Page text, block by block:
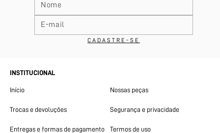
INSTITUCIONAL
Início Nossas peças
Trocas e devoluções Segurança e privacidade
Entregas e formas de pagamento Termos de uso